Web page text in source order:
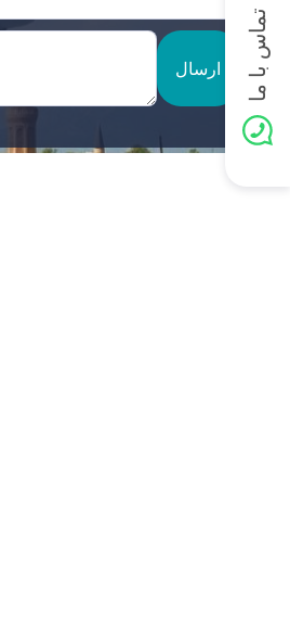
ارسال تماس با ما